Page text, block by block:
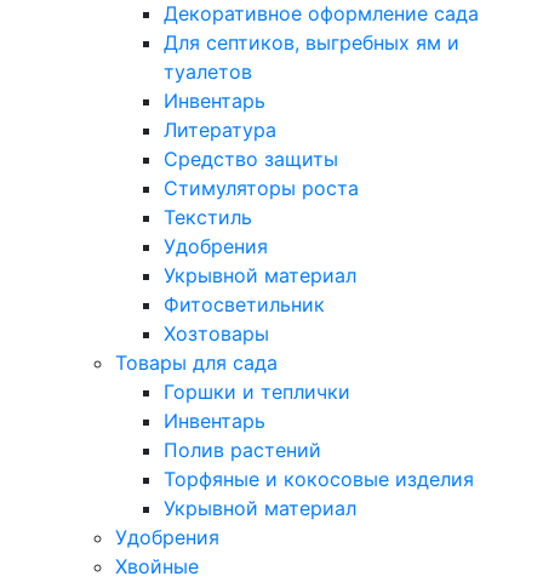
Декоративное оформление сада
Для септиков, выгребных ям и
туалетов
Инвентарь
Литература
Средство защиты
Стимуляторы роста
Текстиль
Удобрения
Укрывной материал
Фитосветильник
Хозтовары
Товары для сада
Горшки и теплички
Инвентарь
Полив растений
Торфяные и кокосовые изделия
Укрывной материал
Удобрения
Хвойные